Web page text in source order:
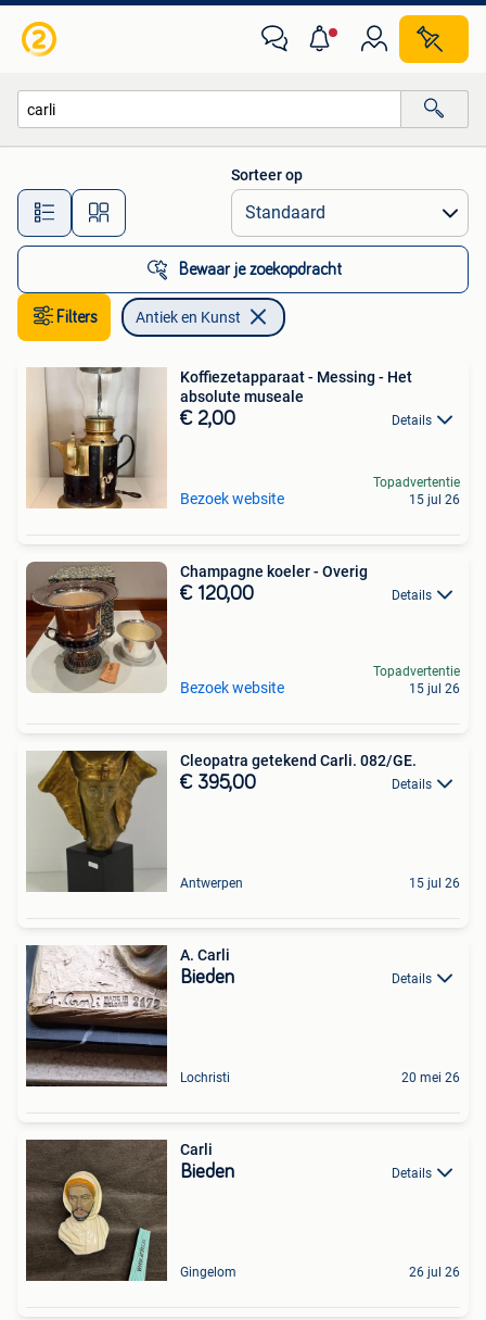
Alle afstanden…
Sorteer op
Bewaar je zoekopdracht
Filters Antiek en Kunst
Koffiezetapparaat - Messing - Het
absolute museale
€ 2,00 Details
Bezoek website
Topadvertentie
15 jul 26
Champagne koeler - Overig
€ 120,00 Details
Bezoek website
Topadvertentie
15 jul 26
Cleopatra getekend Carli. 082/GE.
€ 395,00 Details
Antwerpen 15 jul 26
A. Carli
Bieden Details
Lochristi 20 mei 26
Carli
Bieden Details
Gingelom 26 jul 26